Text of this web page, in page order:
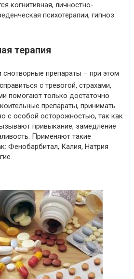
когнитивная, личностно-
психотерапии, гипноз
терапия
препараты – при этом
с тревогой, страхами,
помогают только достаточно
препараты, принимать
с особой осторожностью, так как
привыкание, замедление
Применяют такие
Фенобарбитал, Калия, Натрия